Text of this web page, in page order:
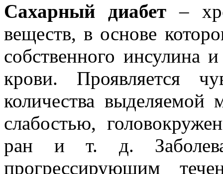
Сахарный диабет–
веществ, в основе
собственного инсулина
крови. Проявляется
количества
слабостью,
ран и т. д.
прогрессирующим